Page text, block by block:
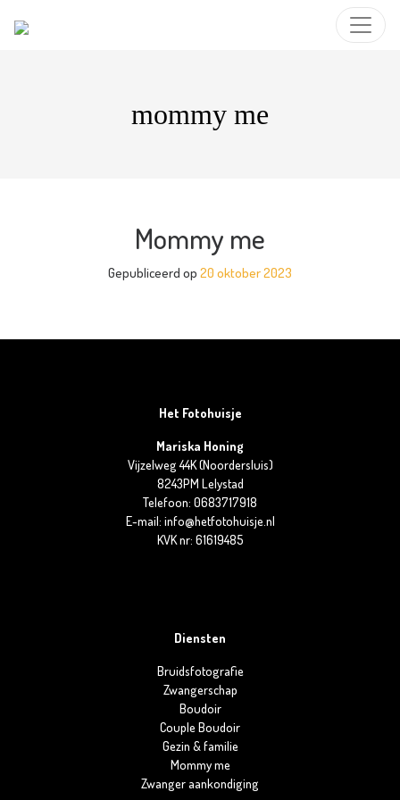
mommy me
Mommy me
Gepubliceerd op 20 oktober 2023
Het Fotohuisje
Mariska Honing
Vijzelweg 44K (Noordersluis)
8243PM Lelystad
Telefoon: 0683717918
E-mail: info@hetfotohuisje.nl
KVK nr: 61619485
Diensten
Bruidsfotografie
Zwangerschap
Boudoir
Couple Boudoir
Gezin & familie
Mommy me
Zwanger aankondiging